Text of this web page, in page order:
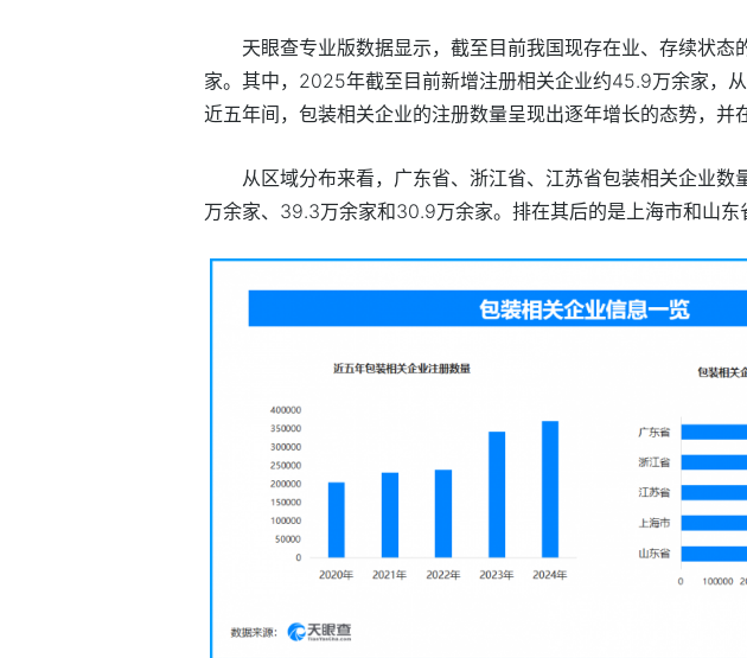
天眼查专业版数据显示，截至目前我国现存在业、存续状态
家。其中，2025年截至目前新增注册相关企业约45.9万余家，从
近五年间，包装相关企业的注册数量呈现出逐年增长的态势，并
从区域分布来看，广东省、浙江省、江苏省包装相关企业数
万余家、39.3万余家和30.9万余家。排在其后的是上海市和山东